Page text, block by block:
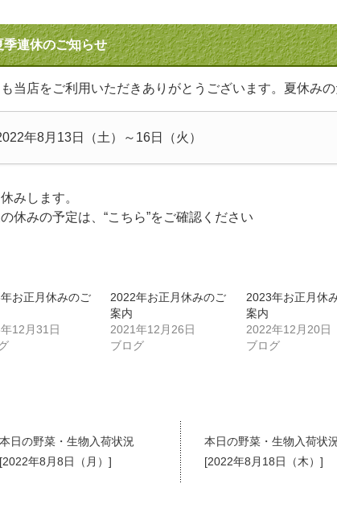
季連休のご知らせ
当店をご利用いただきありがとうございます。夏休み
年8月13日（土）～16日（火）
みします。
休みの予定は、 “こちら”をご確認ください
お正月休みのご
12月31日
2022年お正月休みのご
案内
2021年12月26日
ブログ
2023年お正月休
案内
2022年12月20日
ブログ
本日の野菜・生物入荷状況
[2022年8月8日（月）]
本日の野菜・生物入荷状
[2022年8月18日（木）]